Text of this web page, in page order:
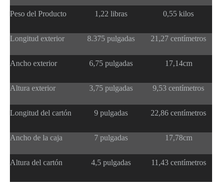
Peso del Producto 1,22 libras 0,55 kilos
Longitud exterior 8.375 pulgadas 21,27 centímetros
Ancho exterior 6,75 pulgadas 17,14cm
Altura exterior 3,75 pulgadas 9,53 centímetros
Longitud del cartón 9 pulgadas 22,86 centímetros
Ancho de la caja 7 pulgadas 17,78cm
Altura del cartón 4,5 pulgadas 11,43 centímetros